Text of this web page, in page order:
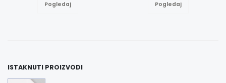
Pogledaj Pogledaj
ISTAKNUTI PROIZVODI